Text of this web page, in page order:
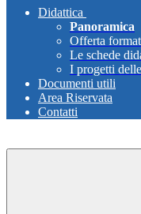
Didattica
Panoramica
Offerta
Le schede
I progetti
Documenti utili
Area Riservata
Contatti